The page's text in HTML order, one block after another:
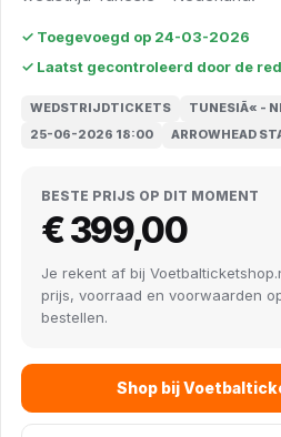
✓ Toegevoegd op 24-03-2026
✓ Laatst gecontroleerd door de
WEDSTRIJDTICKETS
TUNESIÃ« -
25-06-2026 18:00
ARROWHEAD
BESTE PRIJS OP DIT MOMENT
€ 399,00
Je rekent af bij
prijs, voorraad en voorwaarden
bestellen.
Shop bij